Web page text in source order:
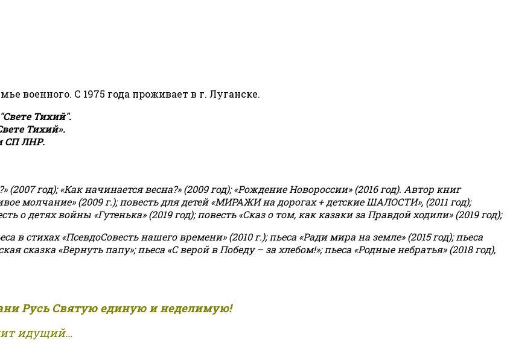
военного. С 1975 года проживает в г. Луганске.
Тихий".
Тихий».
СП ЛНР.
год); «Как начинается весна?» (2009 год); «Рождение Новороссии» (2016 год). Автор книг
молчание» (2009 г.); повесть для детей «МИРАЖИ на дорогах + детские ШАЛОСТИ», (2011 год);
о детях войны «Гутенька» (2019 год); повесть «Сказ о том, как казаки за Правдой ходили» (2019 год);
в стихах «ПсевдоСовесть нашего времени» (2010 г.); пьеса «Ради мира на земле» (2015 год); пьеса
сказка «Вернуть папу»; пьеса «С верой в Победу – за хлебом!»;пьеса «Родные небратья» (2018 год),
Русь Святую единую и неделимую!
идущий...